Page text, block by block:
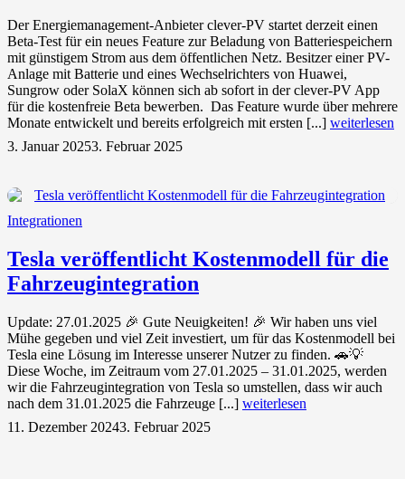
Der Energiemanagement-Anbieter clever-PV startet derzeit einen
Beta-Test für ein neues Feature zur Beladung von Batteriespeichern
mit günstigem Strom aus dem öffentlichen Netz. Besitzer einer PV-
Anlage mit Batterie und eines Wechselrichters von Huawei,
Sungrow oder SolaX können sich ab sofort in der clever-PV App
für die kostenfreie Beta bewerben. Das Feature wurde über mehrere
Monate entwickelt und bereits erfolgreich mit ersten [...] weiterlesen
3. Januar 20253. Februar 2025
Integrationen
Tesla veröffentlicht Kostenmodell für die
Fahrzeugintegration
Update: 27.01.2025 🎉 Gute Neuigkeiten! 🎉 Wir haben uns viel
Mühe gegeben und viel Zeit investiert, um für das Kostenmodell bei
Tesla eine Lösung im Interesse unserer Nutzer zu finden. 🚗💡
Diese Woche, im Zeitraum vom 27.01.2025 – 31.01.2025, werden
wir die Fahrzeugintegration von Tesla so umstellen, dass wir auch
nach dem 31.01.2025 die Fahrzeuge [...] weiterlesen
11. Dezember 20243. Februar 2025